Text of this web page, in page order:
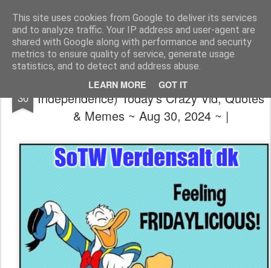
This site uses cookies from Google to deliver its services
and to analyze traffic. Your IP address and user-agent are
shared with Google along with performance and security
metrics to ensure quality of service, generate usage
statistics, and to detect and address abuse.
LEARN MORE GOT IT
The universe is eternal, infinite and vibrant, a conscious cosmos
Pages
30
😎🥳😵 (R U suffering from TDS? Try
Independence) Today's Crazy Vid, Quotes
& Memes ~ Aug 30, 2024 ~ |